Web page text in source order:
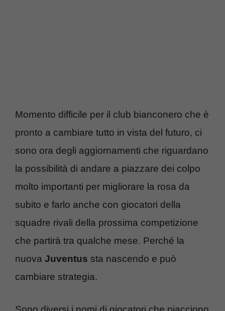
Momento difficile per il club bianconero che è
pronto a cambiare tutto in vista del futuro, ci
sono ora degli aggiornamenti che riguardano
la possibilità di andare a piazzare dei colpo
molto importanti per migliorare la rosa da
subito e farlo anche con giocatori della
squadre rivali della prossima competizione
che partirà tra qualche mese. Perché la
nuova Juventus sta nascendo e può
cambiare strategia.